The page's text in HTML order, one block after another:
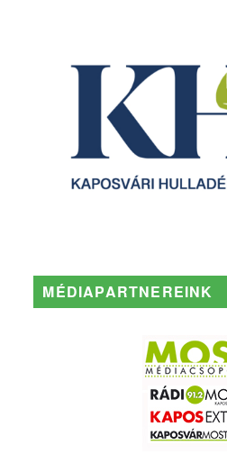
MÉDIAPARTNEREINK